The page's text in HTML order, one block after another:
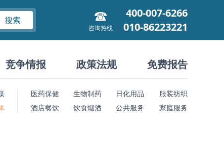
搜索
咨询热线
400-007-6266
010-86223221
竞争情报 政策法规 免费报告
医药保健 生物制药 日化用品
服装纺织
酒店餐饮
饮食烟酒 公共服务 家庭服务